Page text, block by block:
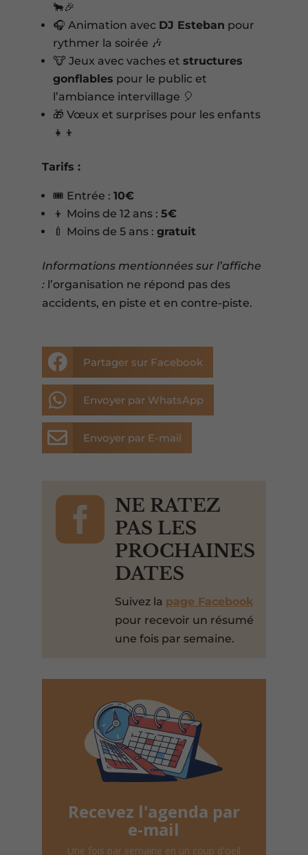
🐂🎉
🎧 Animation avec DJ Esteban pour
rythmer la soirée 🎶
🐮 Jeux avec vaches et structures
gonflables pour le public et
l’ambiance intervillage 🎈
🎁 Vœux et surprises pour les enfants
👧👦
Tarifs :
🎟️ Entrée : 10€
👦 Moins de 12 ans : 5€
🍼 Moins de 5 ans : gratuit
Informations mentionnées sur l’affiche
:l’organisation ne répond pas des
accidents, en piste et en contre-piste.
 Partager sur Facebook
 Envoyer par WhatsApp
 Envoyer par E-mail

NE RATEZ
PAS LES
PROCHAINES
DATES
Suivez la page Facebook
pour recevoir un résumé
une fois par semaine.
Recevez l'agenda par
e-mail
Une fois par semaine en un coup d'oeil